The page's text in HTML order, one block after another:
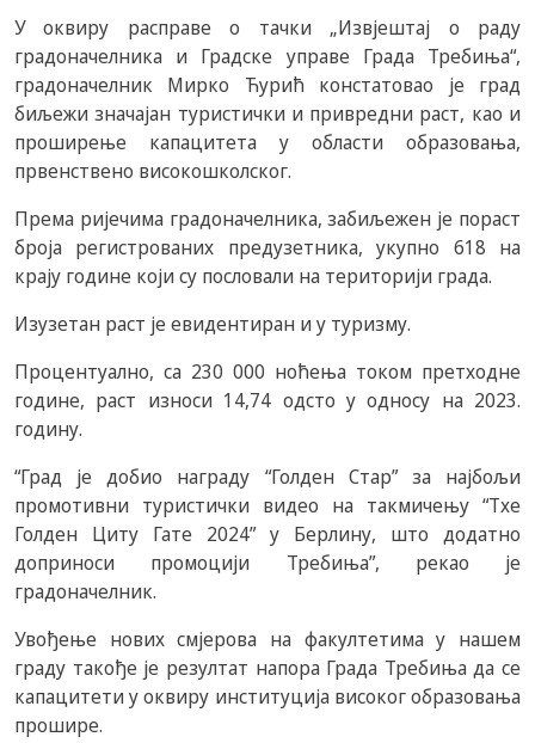
У оквиру расправе о тачки „Извјештај о раду
градоначелника и Градске управе Града Требиња“,
градоначелник Мирко Ћурић констатовао је град
биљежи значајан туристички и привредни раст, као и
проширење капацитета у области образовања,
првенствено високошколског.
Према ријечима градоначелника, забиљежен је пораст
броја регистрованих предузетника, укупно 618 на
крају године који су пословали на територији града.
Изузетан раст је евидентиран и у туризму.
Процентуално, са 230 000 ноћења током претходне
године, раст износи 14,74 одсто у односу на 2023.
годину.
“Град је добио награду “Голден Стар” за најбољи
промотивни туристички видео на такмичењу “Тхе
Голден Цитy Гате 2024” у Берлину, што додатно
доприноси промоцији Требиња”, рекао је
градоначелник.
Увођење нових смјерова на факултетима у нашем
граду такође је резултат напора Града Требиња да се
капацитети у оквиру институција високог образовања
прошире.